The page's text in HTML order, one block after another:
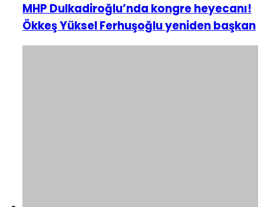
MHP Dulkadiroğlu’nda kongre heyecanı!
Ökkeş Yüksel Ferhuşoğlu yeniden başkan